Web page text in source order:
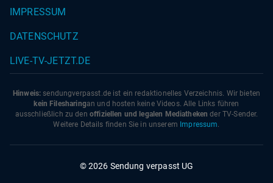
IMPRESSUM
DATENSCHUTZ
LIVE-TV-JETZT.DE
Hinweis: sendungverpasst.de ist ein redaktionelles Verzeichnis. Wir bieten
kein Filesharingan und hosten keine Videos. Alle Links führen
ausschließlich zu den offiziellen und legalen Mediatheken der TV-Sender.
Weitere Details finden Sie in unserem Impressum.
© 2026 Sendung verpasst UG